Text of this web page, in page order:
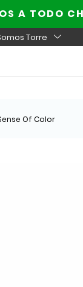
A TODO
Torre
Of Color